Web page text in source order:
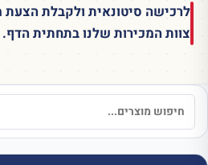
לרכישה סיטונאית ולקבלת
צוות המכירות שלנו בתחתית הדף.